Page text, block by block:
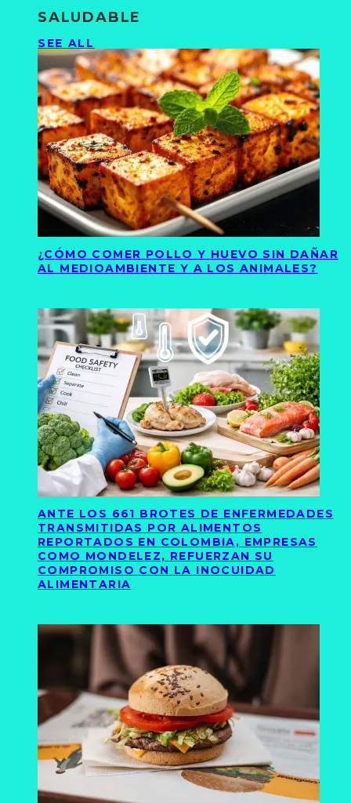
SALUDABLE
SEE ALL
¿CÓMO COMER POLLO Y HUEVO SIN DAÑAR
AL MEDIOAMBIENTE Y A LOS ANIMALES?
ANTE LOS 661 BROTES DE ENFERMEDADES
TRANSMITIDAS POR ALIMENTOS
REPORTADOS EN COLOMBIA, EMPRESAS
COMO MONDELEZ, REFUERZAN SU
COMPROMISO CON LA INOCUIDAD
ALIMENTARIA